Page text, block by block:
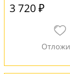
3 720 ₽